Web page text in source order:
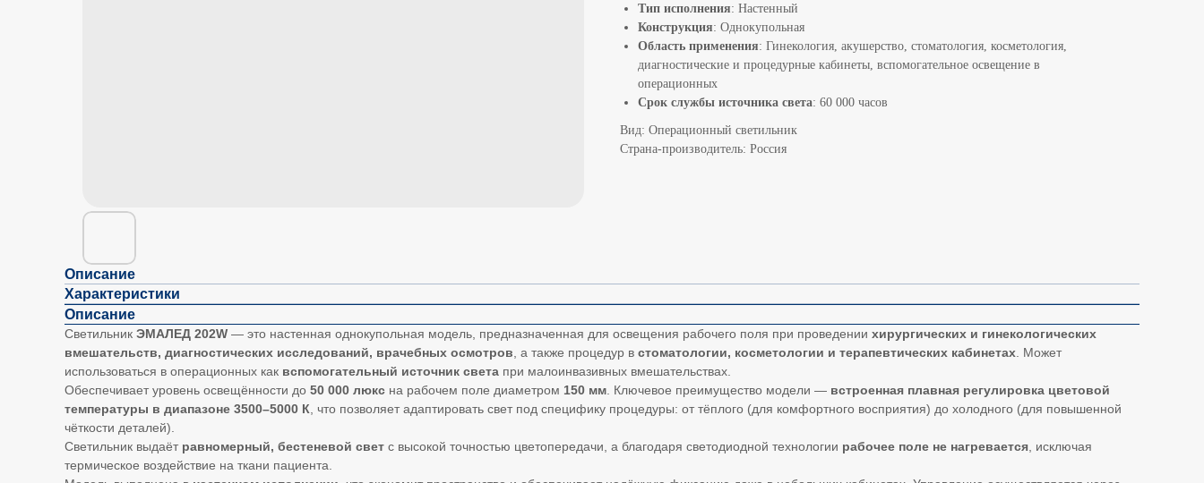
Тип исполнения: Настенный
Конструкция: Однокупольная
Область применения: Гинекология, акушерство, стоматология, косметология,
диагностические и процедурные кабинеты, вспомогательное освещение в
операционных
Срок службы источника света: 60 000 часов
Вид: Операционный светильник
Страна-производитель: Россия
Описание
Характеристики
Описание
Светильник ЭМАЛЕД 202W — это настенная однокупольная модель, предназначенная для освещения рабочего поля при проведении хирургических и гинекологических
вмешательств, диагностических исследований, врачебных осмотров , а также процедур в стоматологии, косметологии и терапевтических кабинетах . Может
использоваться в операционных как вспомогательный источник света при малоинвазивных вмешательствах.
Обеспечивает уровень освещённости до 50 000 люкс на рабочем поле диаметром 150 мм . Ключевое преимущество модели — встроенная плавная регулировка цветовой
температуры в диапазоне 3500–5000 К , что позволяет адаптировать свет под специфику процедуры: от тёплого (для комфортного восприятия) до холодного (для повышенной
чёткости деталей).
Светильник выдаёт равномерный, бестеневой свет с высокой точностью цветопередачи, а благодаря светодиодной технологии рабочее поле не нагревается , исключая
термическое воздействие на ткани пациента.